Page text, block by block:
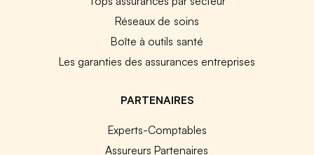
Réseaux de soins
Boîte à outils santé
Les garanties des assurances entreprises
PARTENAIRES
Experts-Comptables
Assureurs Partenaires